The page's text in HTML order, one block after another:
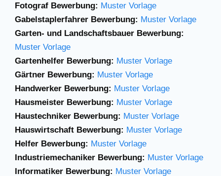
Fotograf Bewerbung: Muster Vorlage
Gabelstaplerfahrer Bewerbung: Muster Vorlage
Garten- und Landschaftsbauer Bewerbung:
Muster Vorlage
Gartenhelfer Bewerbung: Muster Vorlage
Gärtner Bewerbung: Muster Vorlage
Handwerker Bewerbung: Muster Vorlage
Hausmeister Bewerbung: Muster Vorlage
Haustechniker Bewerbung: Muster Vorlage
Hauswirtschaft Bewerbung: Muster Vorlage
Helfer Bewerbung: Muster Vorlage
Industriemechaniker Bewerbung: Muster Vorlage
Informatiker Bewerbung: Muster Vorlage